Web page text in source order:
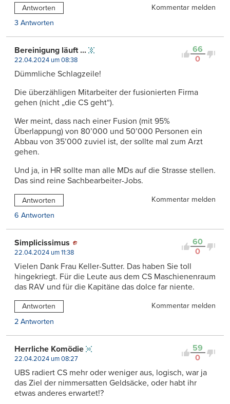
Antworten
Kommentar melden
3 Antworten
66
0
Bereinigung läuft ...
22.04.2024 um 08:38
Dümmliche Schlagzeile!
Die überzähligen Mitarbeiter der fusionierten Firma
gehen (nicht „die CS geht“).
Wer meint, dass nach einer Fusion (mit 95%
Überlappung) von 80’000 und 50’000 Personen ein
Abbau von 35’000 zuviel ist, der sollte mal zum Arzt
gehen.
Und ja, in HR sollte man alle MDs auf die Strasse stellen.
Das sind reine Sachbearbeiter-Jobs.
Antworten
Kommentar melden
6 Antworten
60
0
Simplicissimus
22.04.2024 um 11:38
Vielen Dank Frau Keller-Sutter. Das haben Sie toll
hingekriegt. Für die Leute aus dem CS Maschienenraum
das RAV und für die Kapitäne das dolce far niente.
Antworten
Kommentar melden
2 Antworten
59
0
Herrliche Komödie
22.04.2024 um 08:27
UBS radiert CS mehr oder weniger aus, logisch, war ja
das Ziel der nimmersatten Geldsäcke, oder habt ihr
etwas anderes erwartet!?